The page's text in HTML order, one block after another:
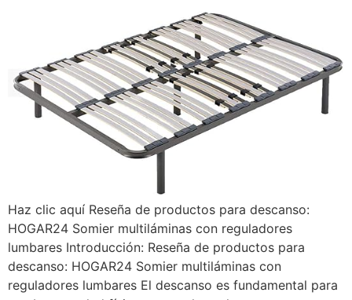
Haz clic aquí Reseña de productos para descanso:
HOGAR24 Somier multiláminas con reguladores
lumbares Introducción: Reseña de productos para
descanso: HOGAR24 Somier multiláminas con
reguladores lumbares El descanso es fundamental para